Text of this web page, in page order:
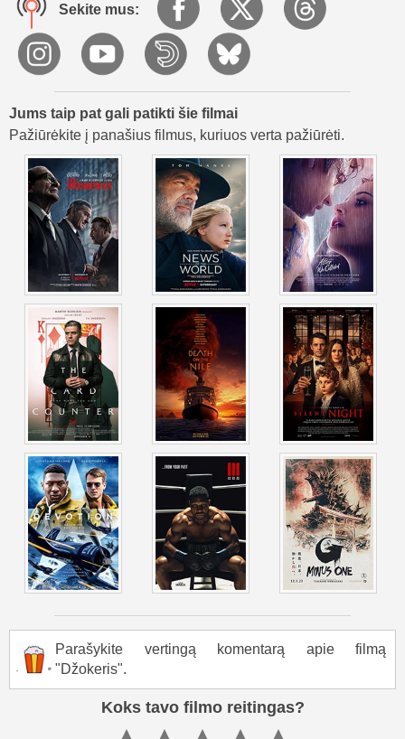
atsisako rūpintis pažeidžiamiausiais. Tai istorija, kaip gimsta
vienas žymiausių piktadarių.
Sekite mus:
Jums taip pat gali patikti šie filmai
Pažiūrėkite į panašius filmus, kuriuos verta pažiūrėti.
Parašykite vertingą komentarą apie filmą
"Džokeris".